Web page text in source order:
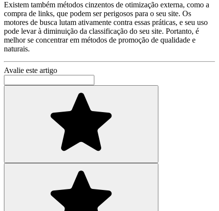
Existem também métodos cinzentos de otimização externa, como a
compra de links, que podem ser perigosos para o seu site. Os
motores de busca lutam ativamente contra essas práticas, e seu uso
pode levar à diminuição da classificação do seu site. Portanto, é
melhor se concentrar em métodos de promoção de qualidade e
naturais.
Avalie este artigo